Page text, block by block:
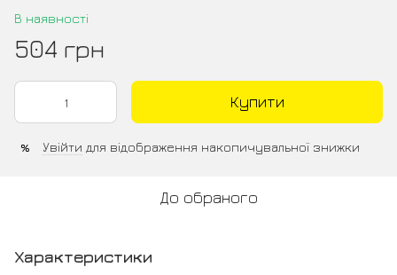
В наявності
504 грн
Купити
% Увійти для відображення накопичувальної знижки
До обраного
Характеристики